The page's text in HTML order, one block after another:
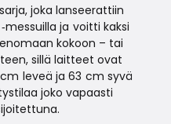
joka lanseerattiin
ja voitti kaksi
kokoon – tai
sillä laitteet ovat
leveä ja 63 cm syvä
joko vapaasti